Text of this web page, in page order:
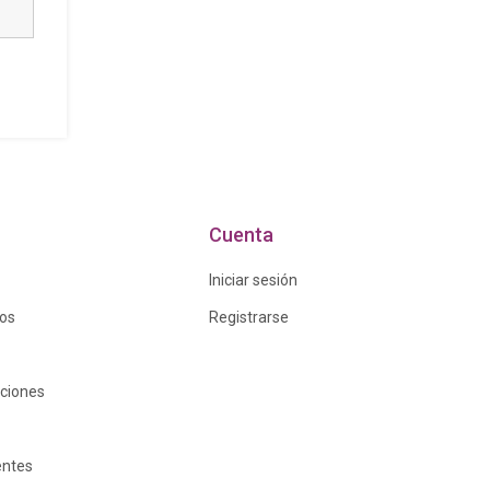
Cuenta
Iniciar sesión
Registrarse